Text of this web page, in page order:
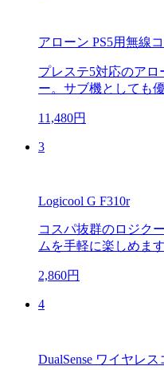
アローン PS5用無線
プレステ5対応のア
ー。サブ機としても優
11,480円
3
Logicool G F310r
コスパ抜群のロジク
ムを手軽に楽しめます
2,860円
4
DualSense ワイヤレ